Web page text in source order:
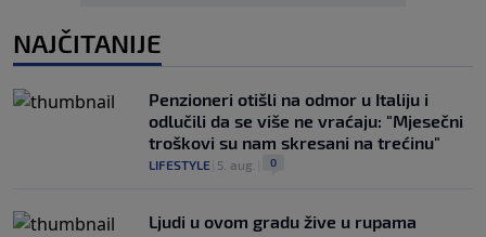
NAJČITANIJE
Penzioneri otišli na odmor u Italiju i
odlučili da se više ne vraćaju: "Mjesečni
troškovi su nam skresani na trećinu"
LIFESTYLE 5. aug. 0
Ljudi u ovom gradu žive u rupama